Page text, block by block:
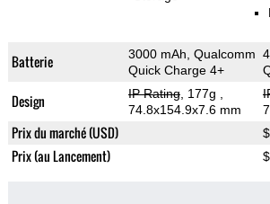
Batterie
3000 mAh, Qualcomm
Quick Charge 4+
Design IP Rating, 177g
74.8x154.9x7.6 mm
Prix du marché (USD)
Prix (au Lancement)